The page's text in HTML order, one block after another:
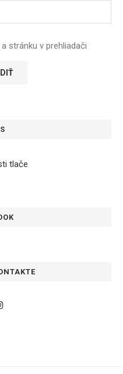
stránku v prehliadači
tlače